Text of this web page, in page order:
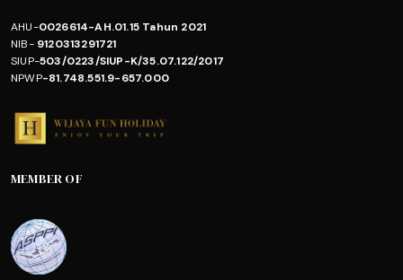
AHU-0026614-AH.01.15 Tahun 2021
NIB-9120313291721
SIUP-503/0223/SIUP-K/35.07.122/2017
NPWP-81.748.551.9-657.000
MEMBER OF